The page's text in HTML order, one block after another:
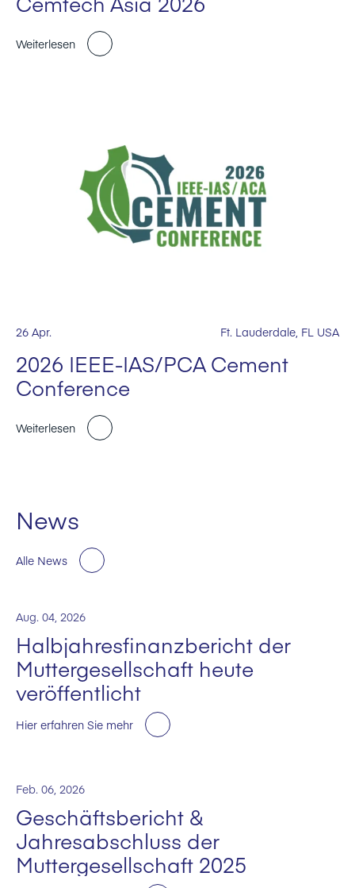
Weiterlesen
26 Apr. Ft. Lauderdale, FL USA
2026 IEEE-IAS/PCA Cement
Conference
Weiterlesen
News
Alle News
Aug. 04, 2026
Halbjahresfinanzbericht der
Muttergesellschaft heute
veröffentlicht
Hier erfahren Sie mehr
Feb. 06, 2026
Geschäftsbericht &
Jahresabschluss der
Muttergesellschaft 2025